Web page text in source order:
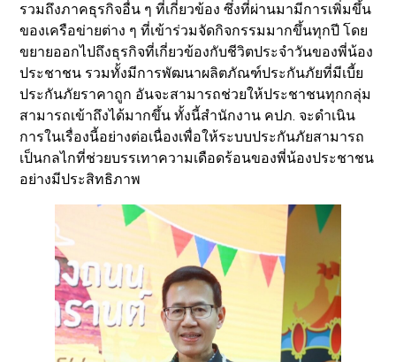
รวมถึงภาคธุรกิจอื่น ๆ ที่เกี่ยวข้อง ซึ่งที่ผ่านมามีการเพิ่มขึ้น
ของเครือข่ายต่าง ๆ ที่เข้าร่วมจัดกิจกรรมมากขึ้นทุกปี โดย
ขยายออกไปถึงธุรกิจที่เกี่ยวข้องกับชีวิตประจำวันของพี่น้อง
ประชาชน รวมทั้งมีการพัฒนาผลิตภัณฑ์ประกันภัยที่มีเบี้ย
ประกันภัยราคาถูก อันจะสามารถช่วยให้ประชาชนทุกกลุ่ม
สามารถเข้าถึงได้มากขึ้น ทั้งนี้สำนักงาน คปภ. จะดำเนิน
การในเรื่องนี้อย่างต่อเนื่องเพื่อให้ระบบประกันภัยสามารถ
เป็นกลไกที่ช่วยบรรเทาความเดือดร้อนของพี่น้องประชาชน
อย่างมีประสิทธิภาพ